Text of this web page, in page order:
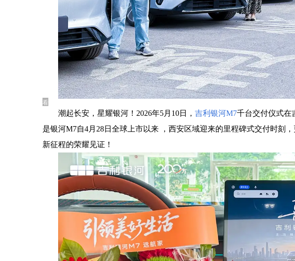
看
潮起长安，星耀银河！2026年5月10日， 吉利银河M7千台交付仪式在
是银河M7自4月28日全球上市以来 ，西安区域迎来的里程碑式交付时刻
新征程的荣耀见证！